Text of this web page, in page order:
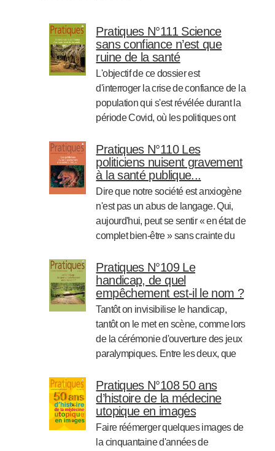
Pratiques N°111 Science
sans confiance n’est que
ruine de la santé
L'objectif de ce dossier est
d'interroger la crise de confiance de la
population qui s'est révélée durant la
période Covid, où les politiques ont
scientifiques et la plupart des médias
pour masquer leurs atermoiements.
Beaucoup se sont laissé (…)
Lire la suite
Pratiques N°110 Les
politiciens nuisent gravement
à la santé publique...
Dire que notre société est anxiogène
n'est pas un abus de langage. Qui,
aujourd'hui, peut se sentir « en état de
complet bien-être » sans crainte du
ceux qui nous gouvernent
instrumentalisent la peur comme
moteur de leurs élucubrations ? (…)
Lire la suite
Pratiques N°109 Le
handicap, de quel
empêchement est-il le nom ?
Tantôt on invisibilise le handicap,
tantôt on le met en scène, comme lors
de la cérémonie d'ouverture des jeux
paralympiques. Entre les deux, que
déterminer ce que l'on met sous ce
terme et en quoi il questionne notre
société qui vante (…)
Lire la suite
Pratiques N°108 50 ans
d’histoire de la médecine
utopique en images
Faire réémerger quelques images de
la cinquantaine d'années de